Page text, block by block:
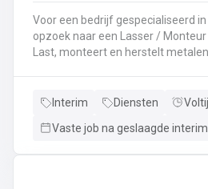
Voor een bedrijf gespecialiseerd
opzoek naar een Lasser / Monteur Jouw Takenpakket:
Last, monteert en herstelt
gemakBepaalt en past de juiste
kwaliteitsgericht volgens
Interim Diensten
Vaste job na geslaagde